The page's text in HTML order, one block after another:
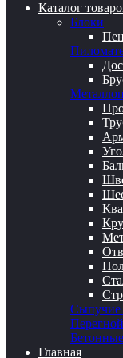
Каталог
Блоки
Сыпучие
Перегной
Главная